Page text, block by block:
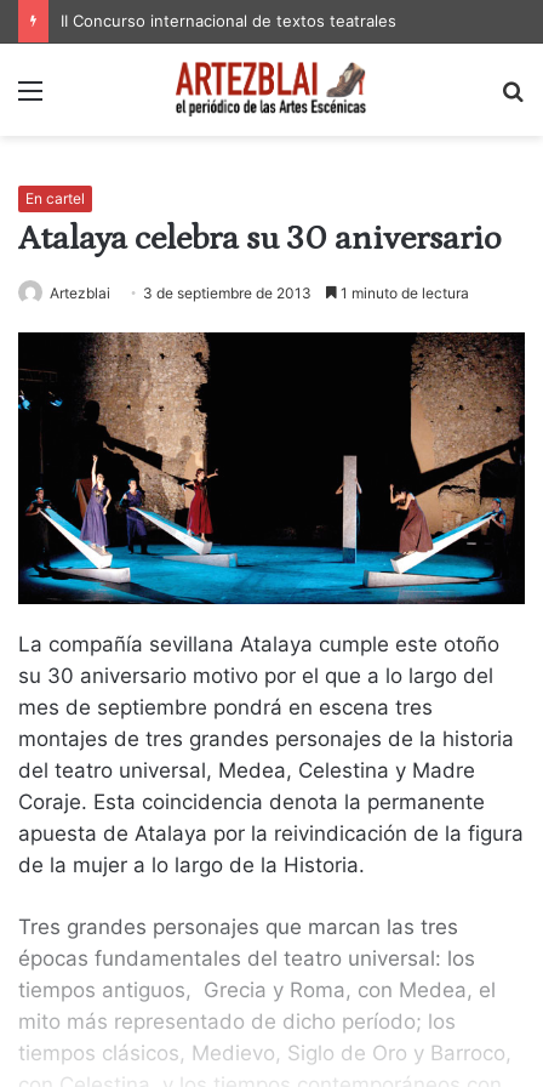
II Concurso internacional de textos teatrales
Menú
En cartel
Atalaya celebra su 30 aniversario
Artezblai 3 de septiembre de 2013 1 minuto de lectura
La compañía sevillana Atalaya cumple este otoño
su 30 aniversario motivo por el que a lo largo del
mes de septiembre pondrá en escena tres
montajes de tres grandes personajes de la historia
del teatro universal, Medea, Celestina y Madre
Coraje. Esta coincidencia denota la permanente
apuesta de Atalaya por la reivindicación de la figura
de la mujer a lo largo de la Historia.
Tres grandes personajes que marcan las tres
épocas fundamentales del teatro universal: los
tiempos antiguos, Grecia y Roma, con Medea, el
mito más representado de dicho período; los
tiempos clásicos, Medievo, Siglo de Oro y Barroco,